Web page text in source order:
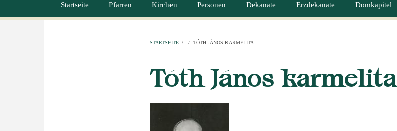
Hauptnavigation
Startseite Pfarren Kirchen Personen Dekanate Erzdekanate Domkapitel
STARTSEITE / / TÓTH JÁNOS KARMELITA
Tóth János karmelita